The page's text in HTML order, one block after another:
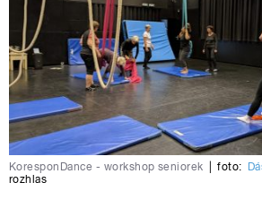
KoresponDance - workshop seniorek foto:
rozhlas